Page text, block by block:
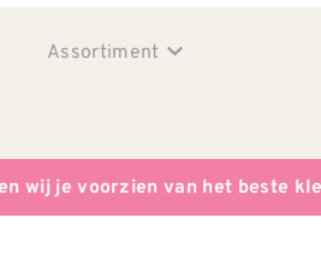
Assortiment
wij je voorzien van het beste